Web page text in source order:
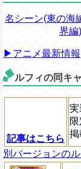
名シーン(東の海
界編)
▶アニメ最新情報
ルフィの同キ
記事はこちら
実
掲
別バージョンの